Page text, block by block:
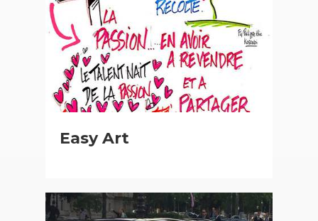
Easy Art